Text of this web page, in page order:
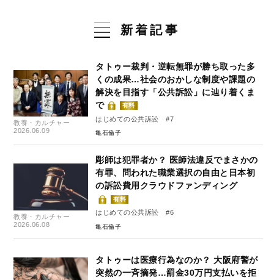
新着記事
教養・カルチャー
2026.06.09
タトゥー裁判・逆転無罪が勝ち取った多
くの成果…社会のおかしな制度や課題の
解決を目指す「公共訴訟」に辿り着くま
で
有料
はじめての公共訴訟 #7
亀石倫子
教養・カルチャー
2026.06.08
彫師は犯罪者か？ 医師法違反でまさかの
有罪、問われた職業選択の自由と日本初
の訴訟費用クラウドファンディング
有料
はじめての公共訴訟 #6
亀石倫子
タトゥーは医療行為なのか？ 大阪府警が
突然の一斉摘発…罰金30万円支払いを拒